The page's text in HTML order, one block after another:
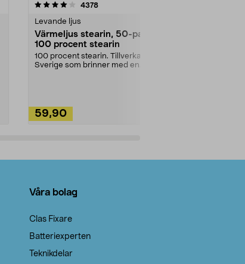
4378recensioner
Levande ljus
Värmeljus stearin, 50-pack,
100 procent stearin
100 procent stearin. Tillverkade i
Sverige som brinner med en
59,90
4.5av 5 stjärnor
Våra bolag
Clas Fixare
Batteriexperten
Teknikdelar